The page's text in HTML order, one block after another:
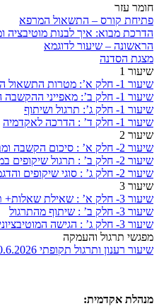
חומר עזר
פתיחת קורס – התשאול המרפא
הדרכת מבוא: איך לבנות מוטיבציה
הראשונה – שיעור לדוגמא
מצגת הסדנה
שיעור 1
שיעור 1- חלק א’: מטרות התשאול המרפא
שיעור 1- חלק ב’: מאפייני ההקשבה המרפאת
שיעור 1- חלק ג’: תרגול ושיתוף
שיעור 1- חלק ד’ : הדרכה לאקדמיה
שיעור 2
שיעור 2- חלק א’ : סיכום הקשבה ומבוא לשיקופים
שיעור 2- חלק ב’ : תרגול שיקופים במליאה
שיעור 2- חלק ג’ : סוגי שיקופים והדגמת תשאול מרפא
שיעור 3
שיעור 3- חלק א’ : שאילת שאלות+ תירגול
שיעור 3- חלק ב’ : שיתוף מהתרגול
שיעור 3- חלק ג’ : הגישה המוטיבציונית+ הדגמת סשן תשאול מרפא
מפגשי תרגול והעמקה
שיעור רענון ותרגול תקופתי 10.6.2026
מנהלת אקדמית: